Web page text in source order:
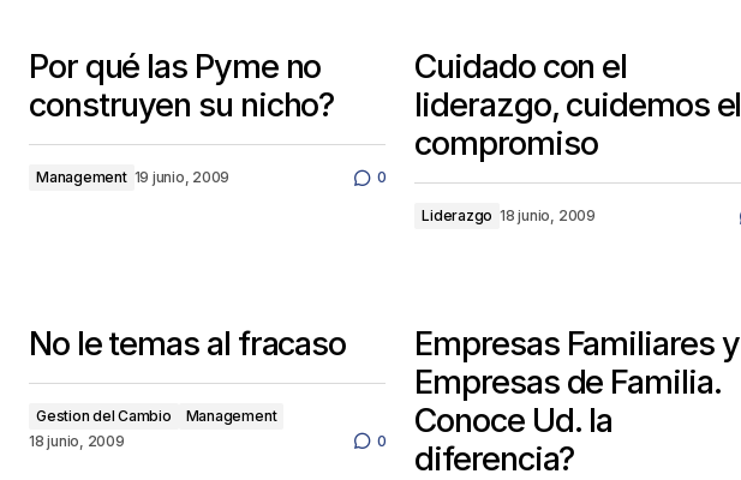
Por qué las Pyme no
construyen su nicho?
Management 19 junio, 2009 0
Cuidado con el
liderazgo, cuidemos el
compromiso
Liderazgo 18 junio, 2009
No le temas al fracaso
Gestion del Cambio
Management
18 junio, 2009
0
Empresas Familiares y
Empresas de Familia.
Conoce Ud. la
diferencia?